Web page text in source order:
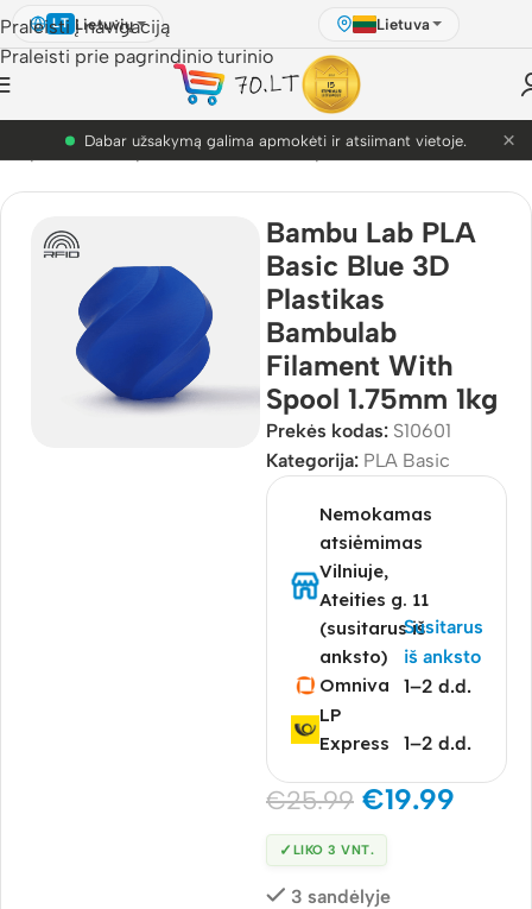
Praleisti į navigaciją
Praleisti prie pagrindinio turinio
LT Lietuvių Lietuva
PETG akcija! Dabar nuo 9.99€. ×
Spausdinimo plastikai /Bambu Lab plastikai/PLA Basic
Bambu Lab PLA
Basic Blue 3D
Plastikas
Bambulab
Filament With
Spool 1.75mm 1kg
Prekės kodas: S10601
Kategorija: PLA Basic
Nemokamas
atsiėmimas
Vilniuje,
Ateities g. 11
(susitarus iš
anksto)
Susitarus
iš anksto
Omniva
1–2 d.d.
LP
Express
1–2 d.d.
€25.99 €19.99
✓ LIKO 3 VNT.
3 sandėlyje